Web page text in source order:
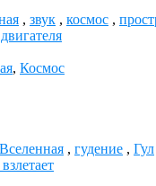
, звук , космос ,
, Космос
Вселенная , гудение , Гул